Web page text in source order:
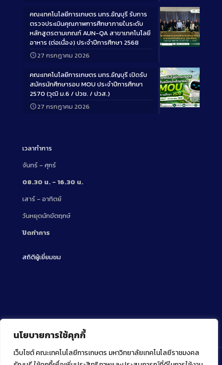
นโยบายการใช้คุกกี้
เว็บไซต์ คณะเทคโนโลยีการเกษตร มหาวิทยาลัยเทคโนโลยีราชมงคล
Long
คณะเทคโนโลยีการเกษตร มทร.ธัญบุรี รับการ
ตรวจประเมินคุณภาพการศึกษาภายในระดับ
หลักสูตรตามเกณฑ์ AUN-QA สาขาเทคโนโลยี
อาหาร (ต่อเนื่อง) ประจำปีการศึกษา 2568
27 กรกฎาคม 2026
Long
คณะเทคโนโลยีการเกษตร มทร.ธัญบุรี เปิดรับ
สมัครนักศึกษารอบ MOU ประจำปีการศึกษา
2570 (วุฒิ ม.6 / ปวช. / ปวส.)
27 กรกฎาคม 2026
เวลาทำการ
จันทร์ – ศุกร์
08.30 น. – 16.30 น.
เสาร์ – อาทิตย์
วันหยุดนักขัตฤกษ์
ปิดทำการ
สถิติผู้เยี่ยมชม